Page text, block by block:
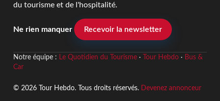
du tourisme et de l'hospitalité.
Ne rien manquer Recevoir la newsletter
Notre équipe : Le Quotidien du Tourisme· Tour Hebdo· Bus &
Car
© 2026 Tour Hebdo. Tous droits réservés. Devenez annonceur